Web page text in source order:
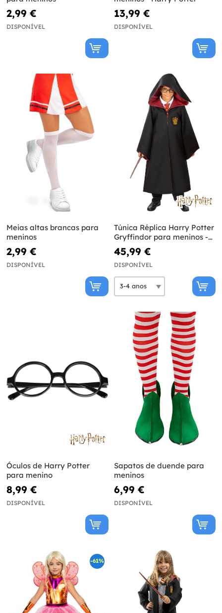
2,99 €
DISPONÍVEL
13,99 €
DISPONÍVEL
Meias altas brancas para
meninos
2,99 €
DISPONÍVEL
Túnica Réplica Harry Potter
Gryffindor para meninos -
Diamond Edition
45,99 €
DISPONÍVEL
Óculos de Harry Potter
para menino
8,99 €
DISPONÍVEL
Sapatos de duende para
meninos
6,99 €
DISPONÍVEL
-61%